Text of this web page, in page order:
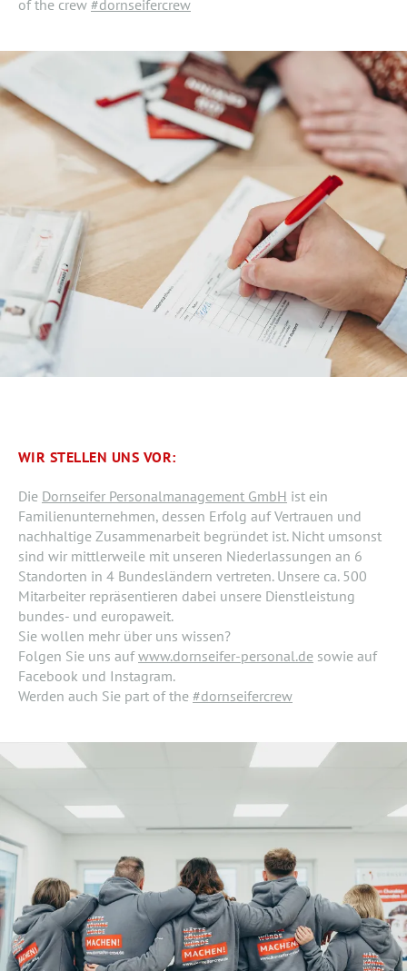
of the crew #dornseifercrew
WIR STELLEN UNS VOR:
Die Dornseifer Personalmanagement GmbH ist ein
Familienunternehmen, dessen Erfolg auf Vertrauen und
nachhaltige Zusammenarbeit begründet ist. Nicht umsonst
sind wir mittlerweile mit unseren Niederlassungen an 6
Standorten in 4 Bundesländern vertreten. Unsere ca. 500
Mitarbeiter repräsentieren dabei unsere Dienstleistung
bundes- und europaweit.
Sie wollen mehr über uns wissen?
Folgen Sie uns aufwww.dornseifer-personal.de sowie auf
Facebook und Instagram.
Werden auch Sie part of the #dornseifercrew